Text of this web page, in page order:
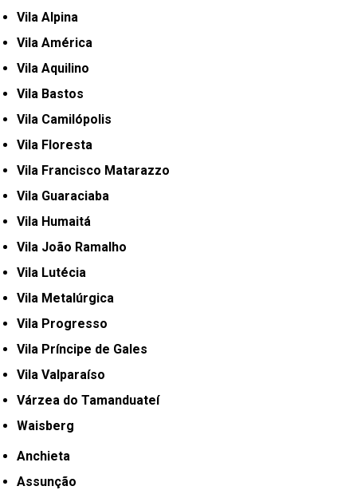
Vila Alpina
Vila América
Vila Aquilino
Vila Bastos
Vila Camilópolis
Vila Floresta
Vila Francisco Matarazzo
Vila Guaraciaba
Vila Humaitá
Vila João Ramalho
Vila Lutécia
Vila Metalúrgica
Vila Progresso
Vila Príncipe de Gales
Vila Valparaíso
Várzea do Tamanduateí
Waisberg
Anchieta
Assunção